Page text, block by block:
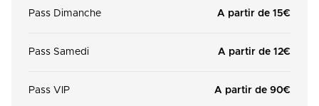
Pass Dimanche A partir de 15€
Pass Samedi A partir de 12€
Pass VIP A partir de 90€